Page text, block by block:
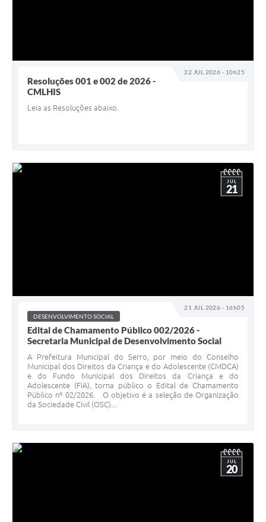
22 JUL 2026 - 10h25
Resoluções 001 e 002 de 2026 -
CMLHIS
Leia as Resoluções abaixo.
21 JUL 2026 - 16h05
JUL
21
DESENVOLVIMENTO SOCIAL
Edital de Chamamento Público 002/2026 -
Secretaria Municipal de Desenvolvimento Social
A Prefeitura Municipal do Serro, por meio do Conselho
Municipal dos Direitos da Criança e do Adolescente (CMDCA)
e do Fundo Municipal dos Direitos da Criança e do
Adolescente (FIA), torna público o Edital de Chamamento
Público nº 02/2026. O objetivo é a seleção de Organização
da Sociedade Civil (OSC)...
JUL
20